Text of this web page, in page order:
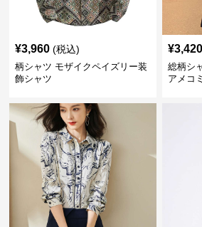
¥3,960 (税込)
柄シャツ モザイクペイズリー装
飾シャツ
¥3,420
総柄シ
アメコ